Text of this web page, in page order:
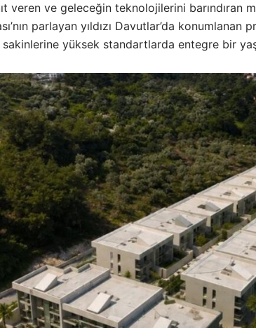
veren ve geleceğin teknolojilerini barındıran
parlayan yıldızı Davutlar’da
yüksek standartlarda entegre bir